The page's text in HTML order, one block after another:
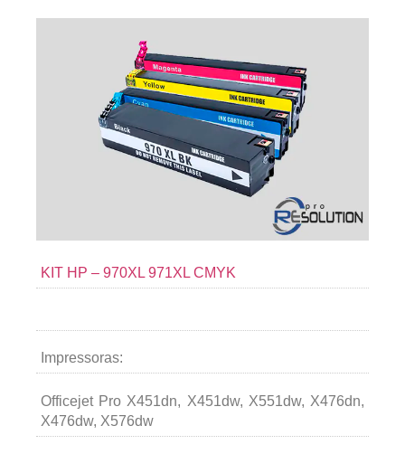
KIT HP – 970XL 971XL CMYK
Impressoras:
Officejet Pro X451dn, X451dw, X551dw, X476dn,
X476dw, X576dw